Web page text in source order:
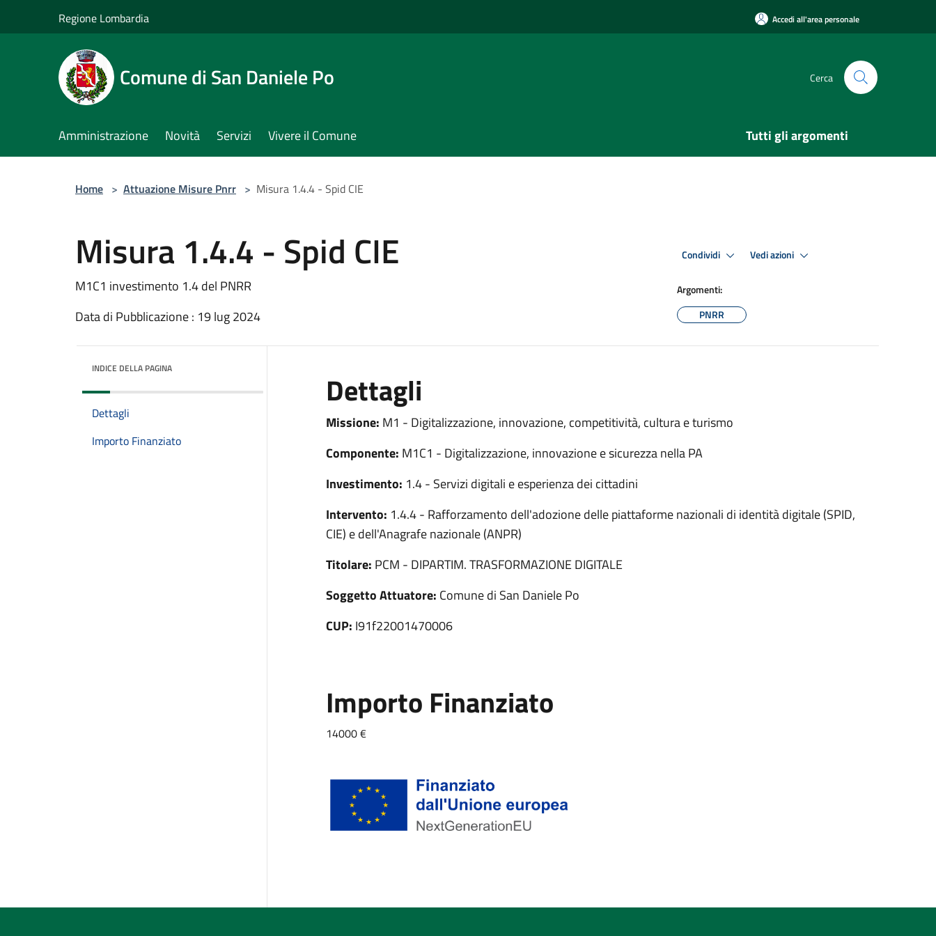
Regione Lombardia Accedi all'area personale
Comune di San Daniele Po Cerca
Amministrazione Novità Servizi Vivere il Comune Tutti gli argomenti
Home > Attuazione Misure Pnrr > Misura 1.4.4 - Spid CIE
Misura 1.4.4 - Spid CIE
M1C1 investimento 1.4 del PNRR
Data di Pubblicazione : 19 lug 2024
Condividi Vedi azioni
Argomenti:
PNRR
INDICE DELLA PAGINA
Dettagli
Importo Finanziato
Dettagli
Missione: M1 - Digitalizzazione, innovazione, competitività, cultura e turismo
Componente: M1C1 - Digitalizzazione, innovazione e sicurezza nella PA
Investimento: 1.4 - Servizi digitali e esperienza dei cittadini
Intervento: 1.4.4 - Rafforzamento dell'adozione delle piattaforme nazionali di identità digitale (SPID,
CIE) e dell'Anagrafe nazionale (ANPR)
Titolare: PCM - DIPARTIM. TRASFORMAZIONE DIGITALE
Soggetto Attuatore: Comune di San Daniele Po
CUP: I91f22001470006
Importo Finanziato
14000 €